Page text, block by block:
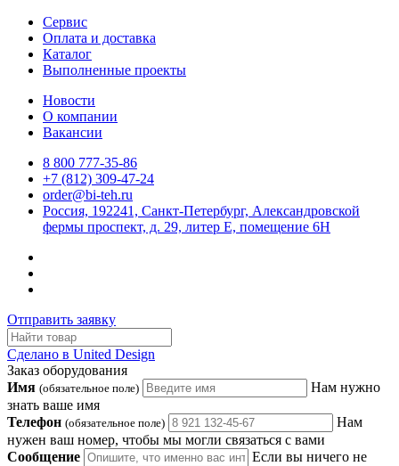
Сервис
Оплата и доставка
Каталог
Выполненные проекты
Новости
О компании
Вакансии
8 800 777-35-86
+7 (812) 309-47-24
order@bi-teh.ru
Россия, 192241, Санкт-Петербург, Александровской
фермы проспект, д. 29, литер Е, помещение 6Н
Отправить заявку
Сделано в United Design
Заказ оборудования
Имя (обязательное поле)
Нам нужно
знать ваше имя
Телефон (обязательное поле)
Нам
нужен ваш номер, чтобы мы могли связаться с вами
Сообщение
Если вы ничего не